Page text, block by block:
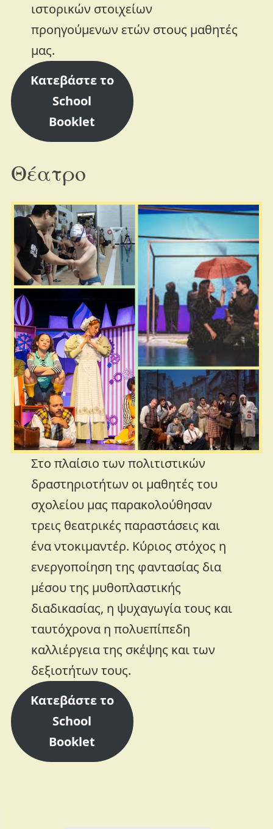
ιστορικών στοιχείων
προηγούμενων ετών στους μαθητές
μας.
Κατεβάστε το
School
Booklet
Θέατρο
Στο πλαίσιο των πολιτιστικών
δραστηριοτήτων οι μαθητές του
σχολείου μας παρακολούθησαν
τρεις θεατρικές παραστάσεις και
ένα ντοκιμαντέρ. Κύριος στόχος η
ενεργοποίηση της φαντασίας δια
μέσου της μυθοπλαστικής
διαδικασίας, η ψυχαγωγία τους και
ταυτόχρονα η πολυεπίπεδη
καλλιέργεια της σκέψης και των
δεξιοτήτων τους.
Κατεβάστε το
School
Booklet